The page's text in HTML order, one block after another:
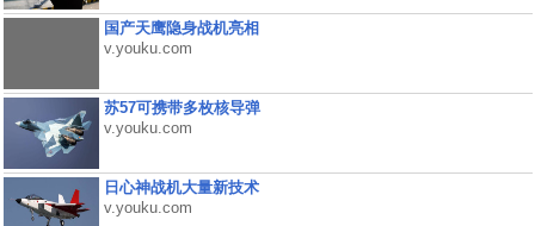
国产天鹰隐身战机亮相
v.youku.com
苏57可携带多枚核导弹
v.youku.com
日心神战机大量新技术
v.youku.com